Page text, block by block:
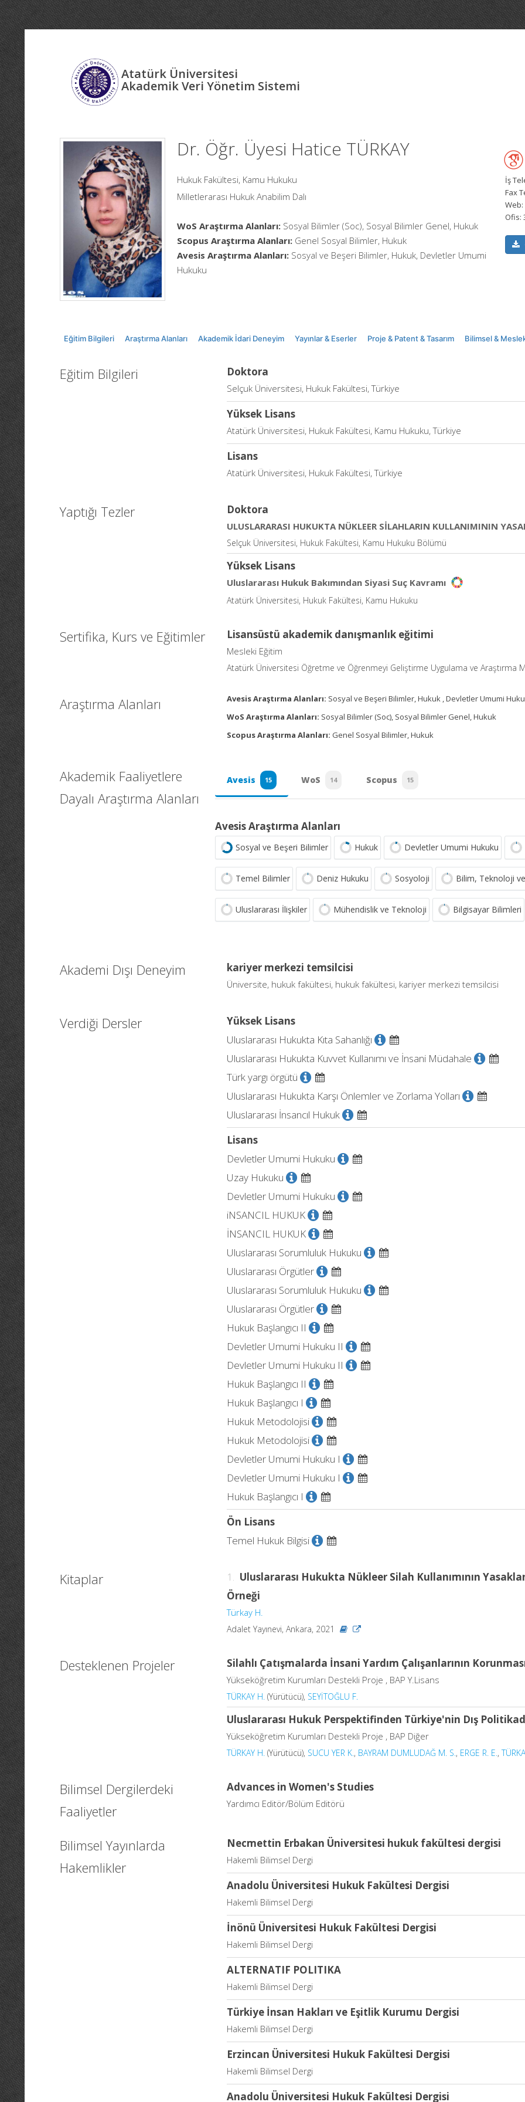
Atatürk Üniversitesi
Akademik Veri Yönetim Sistemi
Dr. Öğr. Üyesi Hatice TÜRKAY
Hukuk Fakültesi, Kamu Hukuku
Milletlerarası Hukuk Anabilim Dalı
WoS Araştırma Alanları: Sosyal Bilimler (Soc), Sosyal Bilimler Genel, Hukuk
Scopus Araştırma Alanları: Genel Sosyal Bilimler, Hukuk
Avesis Araştırma Alanları: Sosyal ve Beşeri Bilimler, Hukuk, Devletler Umumi
Hukuku
İş
Fax
Web:
Ofis:
Eğitim Bilgileri Araştırma Alanları Akademik İdari Deneyim Yayınlar & Eserler Proje & Patent & Tasarım Bilimsel &
Eğitim Bilgileri Doktora
Selçuk Üniversitesi, Hukuk Fakültesi, Türkiye
Yüksek Lisans
Atatürk Üniversitesi, Hukuk Fakültesi, Kamu Hukuku, Türkiye
Lisans
Atatürk Üniversitesi, Hukuk Fakültesi, Türkiye
Yaptığı Tezler Doktora
ULUSLARARASI HUKUKTA NÜKLEER SİLAHLARIN KULLANIMININ
Selçuk Üniversitesi, Hukuk Fakültesi, Kamu Hukuku Bölümü
Yüksek Lisans
Uluslararası Hukuk Bakımından Siyasi Suç Kavramı
Atatürk Üniversitesi, Hukuk Fakültesi, Kamu Hukuku
Sertifika, Kurs ve Eğitimler Lisansüstü akademik danışmanlık eğitimi
Mesleki Eğitim
Atatürk Üniversitesi Öğretme ve Öğrenmeyi Geliştirme Uygulama ve Araştırma
Araştırma Alanları Avesis Araştırma Alanları: Sosyal ve Beşeri Bilimler, Hukuk , Devletler Umumi
WoS Araştırma Alanları: Sosyal Bilimler (Soc), Sosyal Bilimler Genel, Hukuk
Scopus Araştırma Alanları: Genel Sosyal Bilimler, Hukuk
Akademik Faaliyetlere
Dayalı Araştırma Alanları
Avesis 15 WoS 14 Scopus 15
Avesis Araştırma Alanları
Sosyal ve Beşeri Bilimler Hukuk Devletler Umumi Hukuku
Temel Bilimler Deniz Hukuku Sosyoloji Bilim, Teknoloji
Uluslararası İlişkiler Mühendislik ve Teknoloji Bilgisayar Bilimleri
Akademi Dışı Deneyim kariyer merkezi temsilcisi
Üniversite, hukuk fakültesi, hukuk fakültesi, kariyer merkezi temsilcisi
Verdiği Dersler
Yüksek Lisans
Uluslararası Hukukta Kıta Sahanlığı
Uluslararası Hukukta Kuvvet Kullanımı ve İnsani Müdahale
Türk yargı örgütü
Uluslararası Hukukta Karşı Önlemler ve Zorlama Yolları
Uluslararası İnsancıl Hukuk
Lisans
Devletler Umumi Hukuku
Uzay Hukuku
Devletler Umumi Hukuku
iNSANCIL HUKUK
İNSANCIL HUKUK
Uluslararası Sorumluluk Hukuku
Uluslararası Örgütler
Uluslararası Sorumluluk Hukuku
Uluslararası Örgütler
Hukuk Başlangıcı II
Devletler Umumi Hukuku II
Devletler Umumi Hukuku II
Hukuk Başlangıcı II
Hukuk Başlangıcı I
Hukuk Metodolojisi
Hukuk Metodolojisi
Devletler Umumi Hukuku I
Devletler Umumi Hukuku I
Hukuk Başlangıcı I
Ön Lisans
Temel Hukuk Bilgisi
Kitaplar 1. Uluslararası Hukukta Nükleer Silah Kullanımının
Örneği
Türkay H.
Adalet Yayınevi, Ankara, 2021
Desteklenen Projeler Silahlı Çatışmalarda İnsani Yardım Çalışanlarının
Yükseköğretim Kurumları Destekli Proje , BAP Y.Lisans
TÜRKAY H. (Yürütücü), SEYİTOĞLU F.
Uluslararası Hukuk Perspektifinden Türkiye'nin Dış
Yükseköğretim Kurumları Destekli Proje , BAP Diğer
TÜRKAY H. (Yürütücü), SUCU YER K., BAYRAM DUMLUDAĞ M. S., ERGE R. E.,
Bilimsel Dergilerdeki
Faaliyetler
Advances in Women's Studies
Yardımcı Editör/Bölüm Editörü
Bilimsel Yayınlarda
Hakemlikler
Necmettin Erbakan Üniversitesi hukuk fakültesi dergisi
Hakemli Bilimsel Dergi
Anadolu Üniversitesi Hukuk Fakültesi Dergisi
Hakemli Bilimsel Dergi
İnönü Üniversitesi Hukuk Fakültesi Dergisi
Hakemli Bilimsel Dergi
ALTERNATIF POLITIKA
Hakemli Bilimsel Dergi
Türkiye İnsan Hakları ve Eşitlik Kurumu Dergisi
Hakemli Bilimsel Dergi
Erzincan Üniversitesi Hukuk Fakültesi Dergisi
Hakemli Bilimsel Dergi
Anadolu Üniversitesi Hukuk Fakültesi Dergisi